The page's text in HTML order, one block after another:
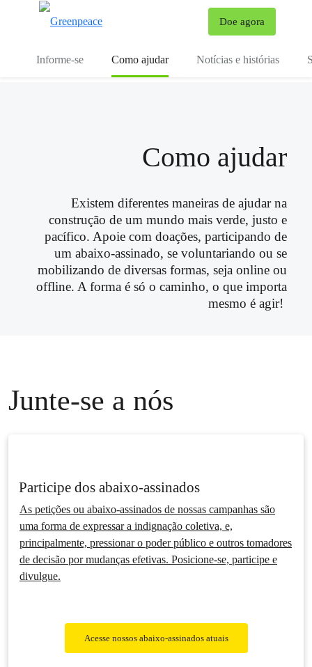
Doe agora
Informe-se Como ajudar Notícias e histórias
Como ajudar
Existem diferentes maneiras de ajudar na
construção de um mundo mais verde, justo e
pacífico. Apoie com doações, participando de
um abaixo-assinado, se voluntariando ou se
mobilizando de diversas formas, seja online ou
offline. A forma é só o caminho, o que importa
mesmo é agir!
Junte-se a nós
Participe dos abaixo-assinados
As petições ou abaixo-assinados de nossas campanhas são
uma forma de expressar a indignação coletiva, e,
principalmente, pressionar o poder público e outros tomadores
de decisão por mudanças efetivas. Posicione-se, participe e
divulgue.
Acesse nossos abaixo-assinados atuais